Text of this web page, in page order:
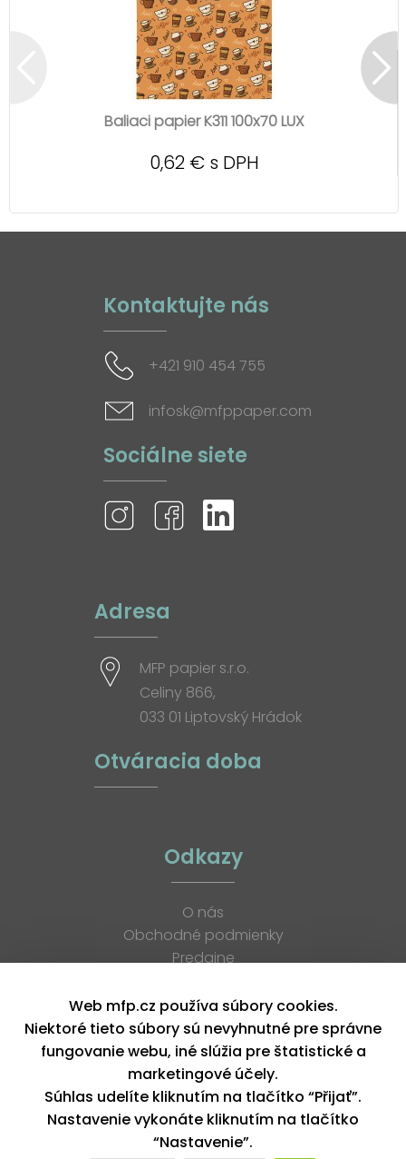
Baliaci papier K311 100x70 LUX
0,62 € s DPH
Kontaktujte nás
+421 910 454 755
infosk@mfppaper.com
Sociálne siete
Adresa
MFP papier s.r.o.
Celiny 866,
033 01 Liptovský Hrádok
Otváracia doba
Odkazy
O nás
Obchodné podmienky
Predajne
K stiahnutiu
Blog
Kontakt
Kariéra
XML feed
Copyright © 2026, MFP paper s. r. o. | Všetky práva vyhradené
Web mfp.cz používa súbory cookies.
Niektoré tieto súbory sú nevyhnutné pre správne
fungovanie webu, iné slúžia pre štatistické a
marketingové účely.
Súhlas udelíte kliknutím na tlačítko “Přijať”.
Nastavenie vykonáte kliknutím na tlačítko
“Nastavenie”.